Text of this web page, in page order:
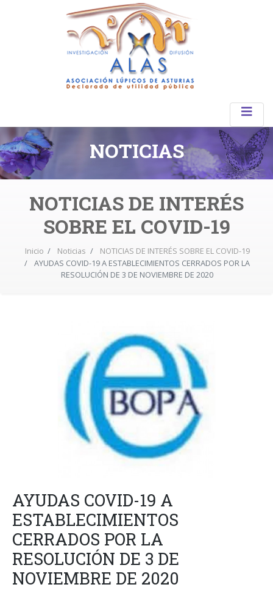
NOTICIAS
NOTICIAS DE INTERÉS
SOBRE EL COVID-19
Inicio Noticias
NOTICIAS DE INTERÉS SOBRE EL COVID-19
AYUDAS COVID-19 A ESTABLECIMIENTOS CERRADOS POR LA
RESOLUCIÓN DE 3 DE NOVIEMBRE DE 2020
AYUDAS COVID-19 A
ESTABLECIMIENTOS
CERRADOS POR LA
RESOLUCIÓN DE 3 DE
NOVIEMBRE DE 2020